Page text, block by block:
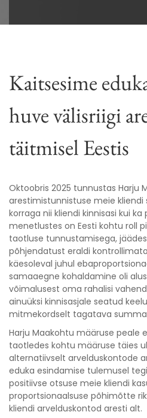
Kaitsesime
huve välisriigi
täitmisel Eestis
Oktoobris 2025 tunnustas Harju
arestimistunnistuse meie kliendi
korraga nii kliendi kinnisasi kui
menetlustes on Eesti kohtu roll
taotluse tunnustamisega,
põhjendatust eraldi
käesoleval juhul
samaaegne kohaldamine oli
võimalusest oma rahalisi
ainuüksi kinnisasjale seatud
mitmekordselt tagatava
Harju Maakohtu määruse peale
taotledes kohtu määruse täies
alternatiivselt arvelduskontode
eduka esindamise tulemusel
positiivse otsuse meie kliendi
proportsionaalsuse põhimõtte
kliendi arvelduskontod aresti alt.